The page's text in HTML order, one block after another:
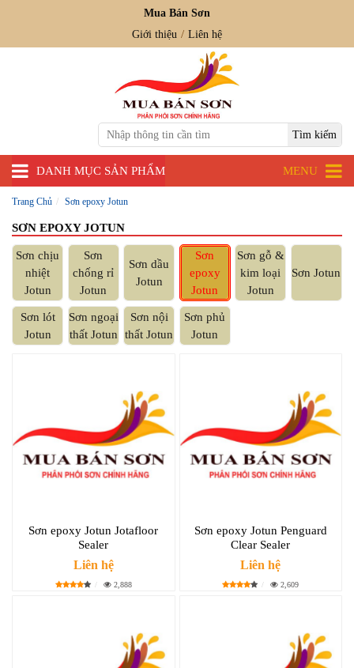
Mua Bán Sơn
Giới thiệu
Liên hệ
DANH MỤC SẢN PHẨM MENU
Trang Chủ Sơn epoxy Jotun
SƠN EPOXY JOTUN
Sơn chịu
nhiệt
Jotun
Sơn
chống rỉ
Jotun
Sơn dầu
Jotun
Sơn
epoxy
Jotun
Sơn gỗ &
kim loại
Jotun
Sơn Jotun
Sơn lót
Jotun
Sơn ngoại
thất Jotun
Sơn nội
thất Jotun
Sơn phủ
Jotun
Sơn epoxy Jotun Jotafloor
Sealer
Liên hệ
2,888
Sơn epoxy Jotun Penguard
Clear Sealer
Liên hệ
2,609